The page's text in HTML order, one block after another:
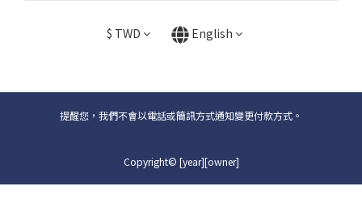
$ TWD English
提醒您，我們不會以電話或簡訊方式通知變更付款方式。
Copyright© [year][owner]